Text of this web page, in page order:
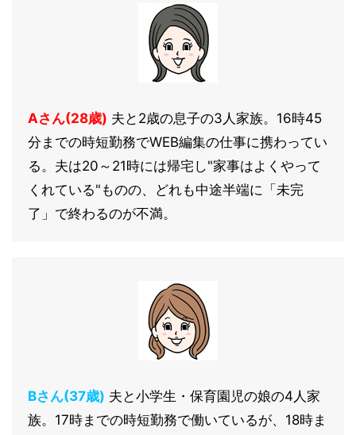
Aさん(28歳) 夫と2歳の息子の3人家族。16時45
分までの時短勤務でWEB編集の仕事に携わってい
る。夫は20～21時には帰宅し"家事はよくやって
くれている"ものの、どれも中途半端に「未完
了」で終わるのが不満。
Bさん(37歳) 夫と小学生・保育園児の娘の4人家
族。17時までの時短勤務で働いているが、18時ま